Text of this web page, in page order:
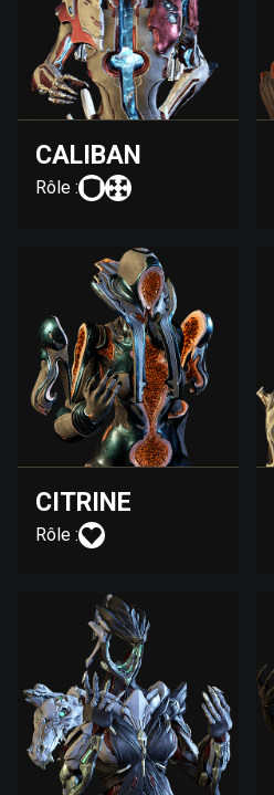
CALIBAN
Rôle :
CITRINE
Rôle :